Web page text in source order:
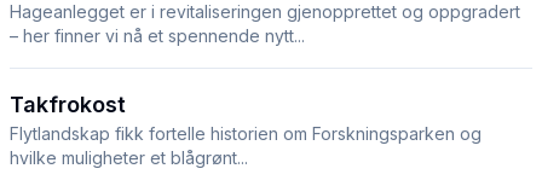
Hageanlegget er i revitaliseringen gjenopprettet og oppgradert
– her finner vi nå et spennende nytt...
Takfrokost
Flytlandskap fikk fortelle historien om Forskningsparken og
hvilke muligheter et blågrønt...